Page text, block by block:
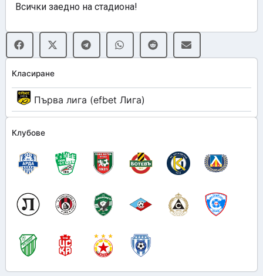
Класиране
Първа лига (efbet Лига)
Клубове
Всички заедно на стадиона!